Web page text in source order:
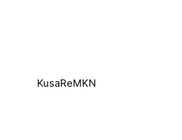
KusaReMKN